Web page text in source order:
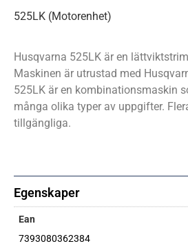
525LK (Motorenhet)
Husqvarna 525LK är en
Maskinen är utrustad med
525LK är en kombinationsmaskin
många olika typer av uppgifter.
tillgängliga.
Egenskaper
Ean
7393080362384